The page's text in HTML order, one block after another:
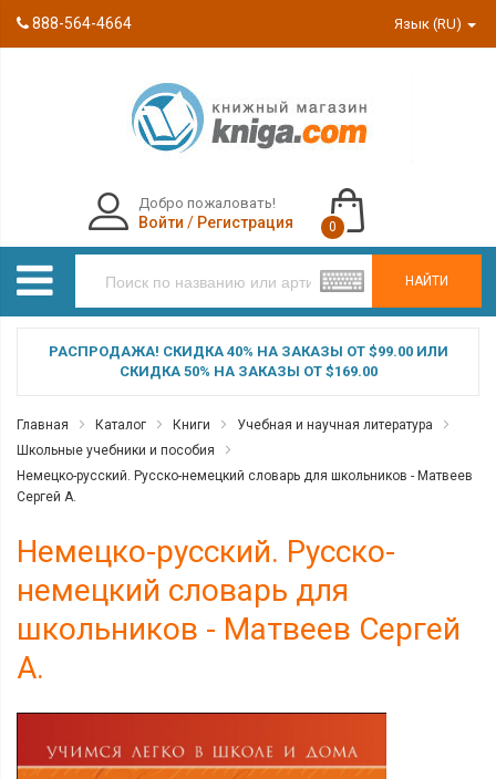
888-564-4664 Язык (RU)
НАЙТИ
Добро пожаловать!
Войти / Регистрация 0
РАСПРОДАЖА! СКИДКА 40% НА ЗАКАЗЫ ОТ $99.00 ИЛИ
СКИДКА 50% НА ЗАКАЗЫ ОТ $169.00
Главная Каталог Книги
Учебная и научная литература
Школьные учебники и пособия
Немецко-русский. Русско-немецкий словарь для школьников - Матвеев
Сергей А.
Немецко-русский. Русско-
немецкий словарь для
школьников - Матвеев Сергей
А.